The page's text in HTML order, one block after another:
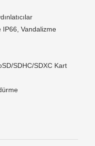
IP66, Vandalizme
SDHC/SDXC Kart